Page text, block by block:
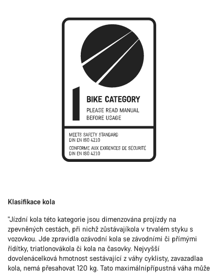
Klasifikace kola
"Jízdní kola této kategorie jsou dimenzována projízdy na
zpevněných cestách, při nichž zůstávajíkola v trvalém styku s
vozovkou. Jde zpravidla ozávodní kola se závodními či přímými
řídítky, triatlonovákola či kola na časovky. Nejvyšší
dovolenácelková hmotnost sestávající z váhy cyklisty, zavazadlaa
kola, nemá přesahovat 120 kg. Tato maximálnípřípustná váha může